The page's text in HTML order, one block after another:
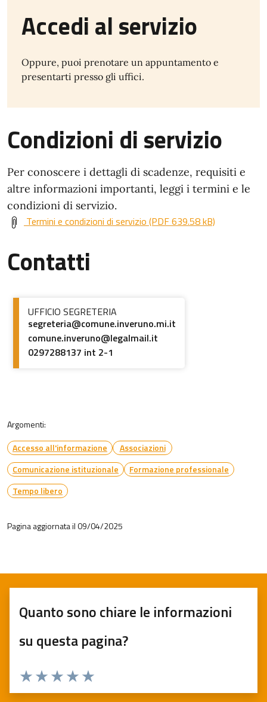
Accedi al servizio
Oppure, puoi prenotare un appuntamento e
presentarti presso gli uffici.
Condizioni di servizio
Per conoscere i dettagli di scadenze, requisiti e
altre informazioni importanti, leggi i termini e le
condizioni di servizio.
Termini e condizioni di servizio (PDF 639.58 kB)
Contatti
UFFICIO SEGRETERIA
segreteria@comune.inveruno.mi.it
comune.inveruno@legalmail.it
0297288137 int 2-1
Argomenti:
Accesso all'informazione
Associazioni
Comunicazione istituzionale
Formazione professionale
Tempo libero
Pagina aggiornata il 09/04/2025
Quanto sono chiare le informazioni
su questa pagina?
Valuta 5 stelle su 5
Valuta 4 stelle su 5
Valuta 3 stelle su 5
Valuta 2 stelle su 5
Valuta 1 stelle su 5